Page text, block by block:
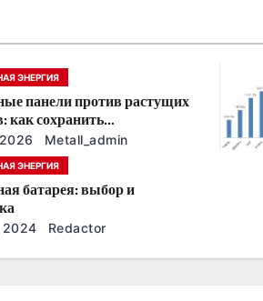
ЭНЕРГИЯ
панели против растущих
как сохранить
в ближайшие
Metall_admin
ЭНЕРГИЯ
батарея: выбор и
Redactor